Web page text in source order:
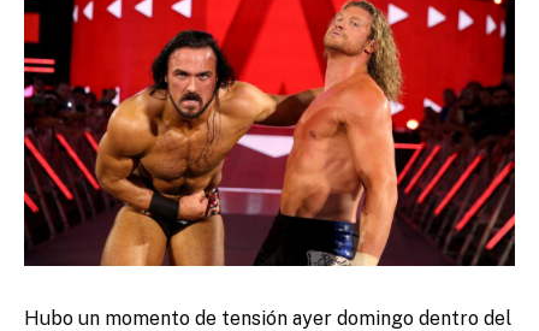
Hubo un momento de tensión ayer domingo dentro del